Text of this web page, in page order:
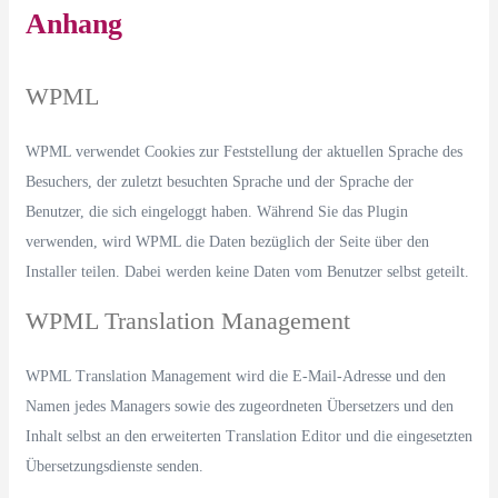
Anhang
WPML
WPML verwendet Cookies zur Feststellung der aktuellen Sprache des
Besuchers, der zuletzt besuchten Sprache und der Sprache der
Benutzer, die sich eingeloggt haben. Während Sie das Plugin
verwenden, wird WPML die Daten bezüglich der Seite über den
Installer teilen. Dabei werden keine Daten vom Benutzer selbst geteilt.
WPML Translation Management
WPML Translation Management wird die E-Mail-Adresse und den
Namen jedes Managers sowie des zugeordneten Übersetzers und den
Inhalt selbst an den erweiterten Translation Editor und die eingesetzten
Übersetzungsdienste senden.